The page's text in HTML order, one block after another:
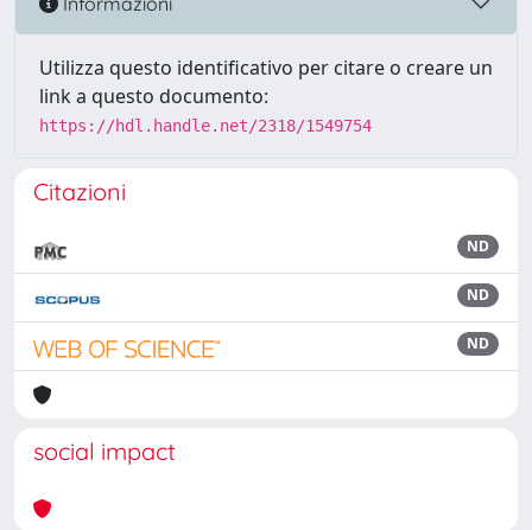
Utilizza questo identificativo per citare o creare un
link a questo documento:
https://hdl.handle.net/2318/1549754
Citazioni
ND
ND
ND
social impact